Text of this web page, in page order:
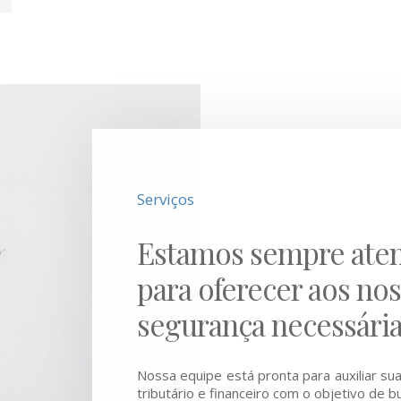
Serviços
Estamos sempre
para oferecer aos
segurança
Nossa equipe está pronta para auxiliar
tributário e financeiro com o objetivo de